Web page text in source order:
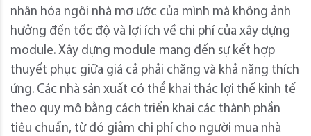
nhân hóa ngôi nhà mơ ước của mình mà không ảnh
hưởng đến tốc độ và lợi ích về chi phí của xây dựng
module. Xây dựng module mang đến sự kết hợp
thuyết phục giữa giá cả phải chăng và khả năng thích
ứng. Các nhà sản xuất có thể khai thác lợi thế kinh tế
theo quy mô bằng cách triển khai các thành phần
tiêu chuẩn, từ đó giảm chi phí cho người mua nhà